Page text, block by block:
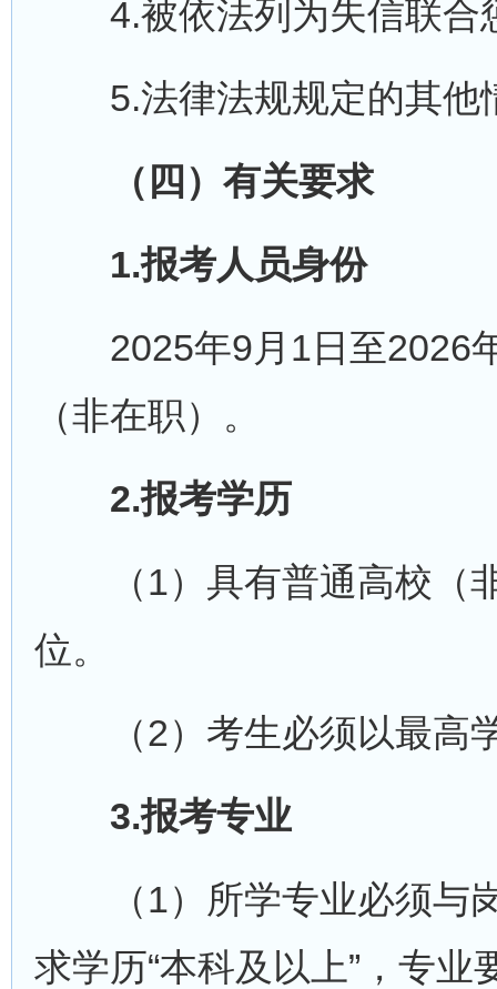
4.被依法列为失信联合
5.法律法规规定的其他
（四）有关要求
1.报考人员身份
2025年9月1日至2026年
（非在职）。
2.报考学历
（1）具有普通高校（非
位。
（2）考生必须以最高
3.报考专业
（1）所学专业必须与岗
求学历“本科及以上”，专业